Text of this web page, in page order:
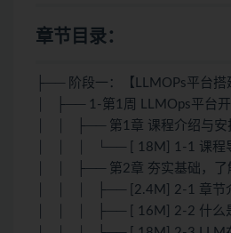
章节目录：
├── 阶段一：【LLMOPs平台
│ ├── 1-第1周 LLMOps平台
│ │ ├── 第1章 课程介绍与安
│ │ │ └── [ 18M] 1-1 课程导
│ │ ├── 第2章 夯实基础，了
│ │ │ ├── [2.4M] 2-1 章节
│ │ │ ├── [ 16M] 2-2 什么是